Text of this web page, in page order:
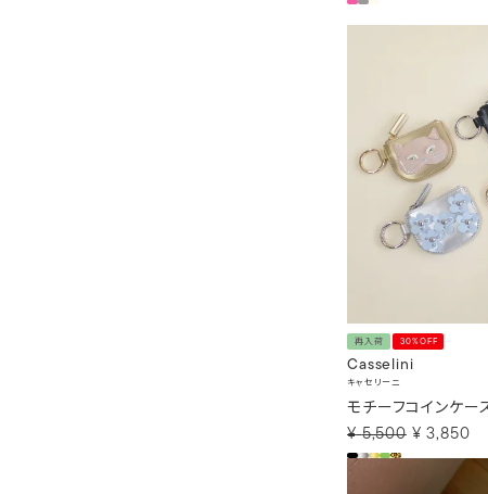
再入荷 30%OFF
Casselini
キャセリーニ
モチーフコインケー
¥ 5,500 ¥ 3,850